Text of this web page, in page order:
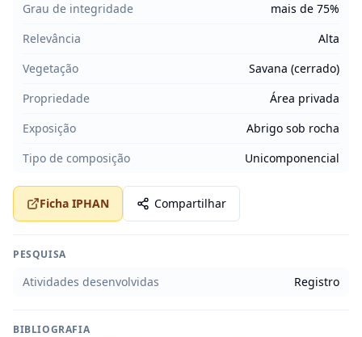
Grau de integridade
mais de 75%
Relevância
Alta
Vegetação
Savana (cerrado)
Propriedade
Área privada
Exposição
Abrigo sob rocha
Tipo de composição
Unicomponencial
Ficha IPHAN Compartilhar
PESQUISA
Atividades desenvolvidas Registro
BIBLIOGRAFIA